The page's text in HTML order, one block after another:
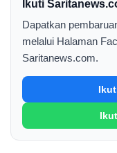
Ikuti
Dapatkan
melalui Halaman
Saritanews.com.